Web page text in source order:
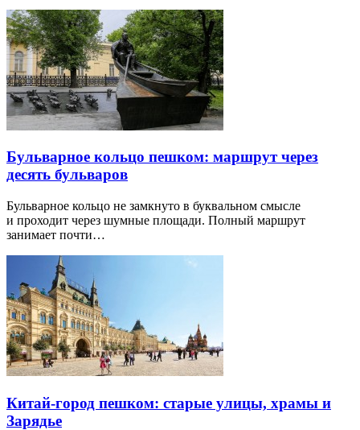
Бульварное кольцо пешком: маршрут через
десять бульваров
Бульварное кольцо не замкнуто в буквальном смысле
и проходит через шумные площади. Полный маршрут
занимает почти…
Китай-город пешком: старые улицы, храмы и
Зарядье